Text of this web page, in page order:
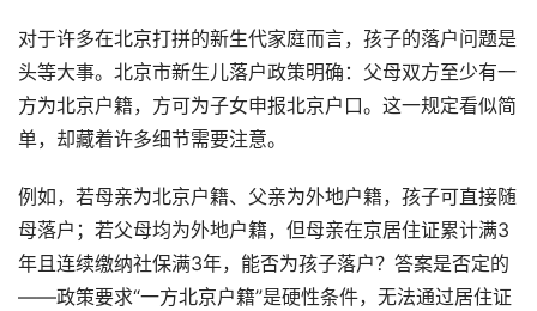
对于许多在北京打拼的新生代家庭而言，孩子的落户问题是
头等大事。北京市新生儿落户政策明确：父母双方至少有一
方为北京户籍，方可为子女申报北京户口。这一规定看似简
单，却藏着许多细节需要注意。
例如，若母亲为北京户籍、父亲为外地户籍，孩子可直接随
母落户；若父母均为外地户籍，但母亲在京居住证累计满3
年且连续缴纳社保满3年，能否为孩子落户？答案是否定的
——政策要求“一方北京户籍”是硬性条件，无法通过居住证